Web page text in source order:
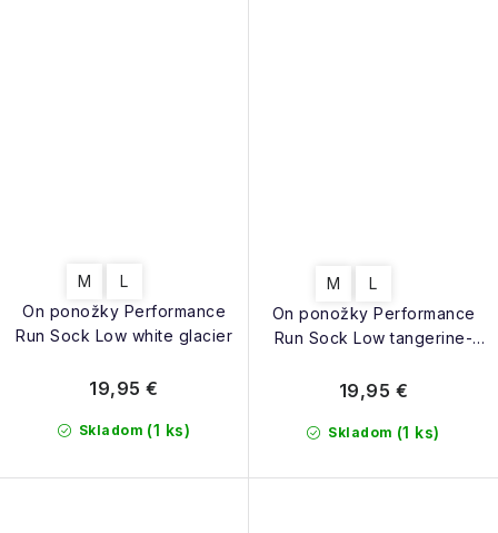
On ponožky Performance
Run Sock Low white glacier
M L
Skladom (1 ks)
19,95 €
On ponožky Performance
Run Sock Low tangerine-
M L
Skladom (1 ks)
19,95 €